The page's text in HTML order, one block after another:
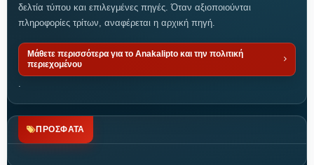
δελτία τύπου και επιλεγμένες πηγές. Όταν αξιοποιούνται
πληροφορίες τρίτων, αναφέρεται η αρχική πηγή.
Μάθετε περισσότερα για το Anakalipto και την πολιτική
περιεχομένου
ΠΡΟΣΦΑΤΑ